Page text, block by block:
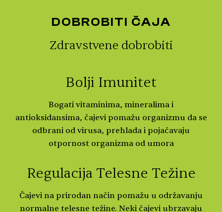
DOBROBITI ČAJA
Zdravstvene dobrobiti
Bolji Imunitet
Bogati vitaminima, mineralima i
antioksidansima, čajevi pomažu organizmu da se
odbrani od virusa, prehlada i pojačavaju
otpornost organizma od umora
Regulacija Telesne Težine
Čajevi na prirodan način pomažu u održavanju
normalne telesne težine. Neki čajevi ubrzavaju